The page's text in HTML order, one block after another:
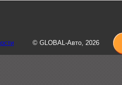
© GLOBAL-Авто, 2026